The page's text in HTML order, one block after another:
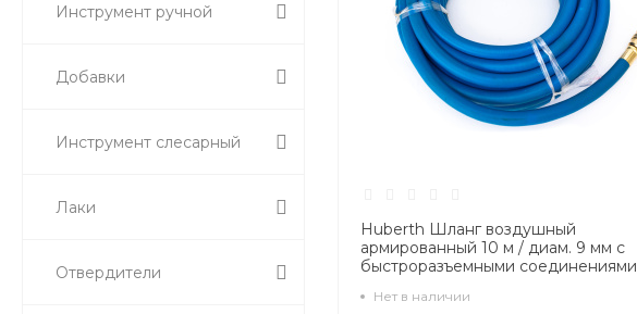
Инструмент ручной
Добавки
Инструмент слесарный
Лаки
Отвердители
Huberth Шланг воздушный
армированный 10 м / диам. 9 мм с
быстроразъемными соединениями
Нет в наличии